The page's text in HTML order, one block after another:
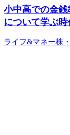
小中高での金
について学ぶ
ライフ&マネー株